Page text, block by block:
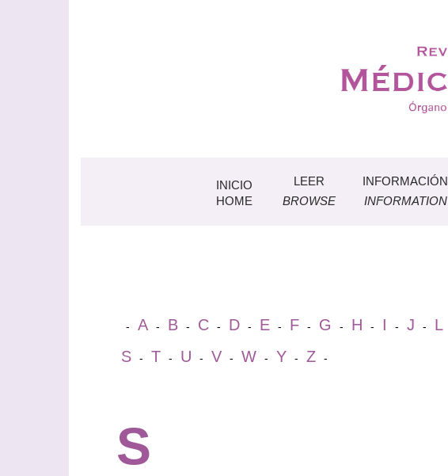
INICIO
HOME
LEER
BROWSE
INFORMACIÓN
INFORMATION
- A - B - C - D - E - F - G - H - I - J - L
S - T - U - V - W - Y - Z -
S